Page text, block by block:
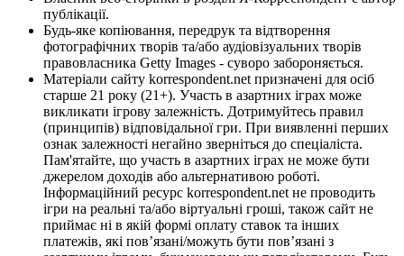
публікації.
Будь-яке копіювання, передрук та відтворення
фотографічних творів та/або аудіовізуальних творів
правовласника Getty Images - суворо забороняється.
Матеріали сайту korrespondent.net призначені для осіб
старше 21 року (21+). Участь в азартних іграх може
викликати ігрову залежність. Дотримуйтесь правил
(принципів) відповідальної гри. При виявленні перших
ознак залежності негайно зверніться до спеціаліста.
Пам'ятайте, що участь в азартних іграх не може бути
джерелом доходів або альтернативою роботі.
Інформаційний ресурс korrespondent.net не проводить
ігри на реальні та/або віртуальні гроші, також сайт не
приймає ні в якій формі оплату ставок та інших
платежів, які пов’язані/можуть бути пов’язані з